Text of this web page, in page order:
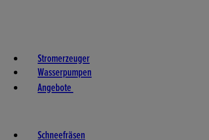
Stromerzeuger
Wasserpumpen
Angebote
Schneefräsen